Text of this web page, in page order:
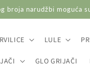
broja narudžbi moguća
LULE
GLO GRIJAČI